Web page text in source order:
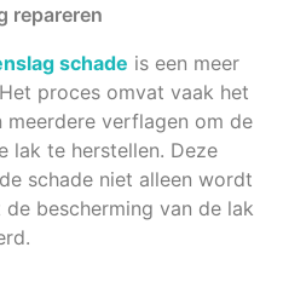
repareren
schade is een meer
proces omvat vaak het
meerdere verflagen om de
lak te herstellen. Deze
schade niet alleen wordt
bescherming van de lak